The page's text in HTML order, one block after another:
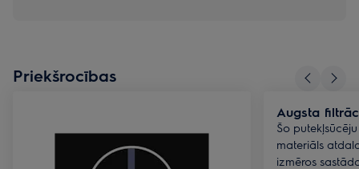
Priekšrocības
Augsta
Šo
materiāls
izmēros